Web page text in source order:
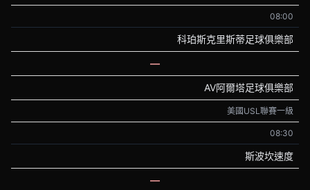
08:00
科珀斯克里斯蒂足球俱樂部
—
AV阿爾塔足球俱樂部
美國USL聯賽一級
08:30
斯波坎速度
—